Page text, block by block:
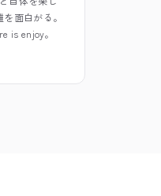
面白がる。
is enjoy。